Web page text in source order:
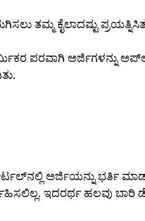
ತಮ್ಮ ಕೈಲಾದಷ್ಟು
ಪರವಾಗಿ ಅರ್ಜಿಗಳನ್ನು
ಅರ್ಜಿಯನ್ನು ಭರ್ತಿ
ಇದರರ್ಥ ಹಲವು ಬಾರಿ